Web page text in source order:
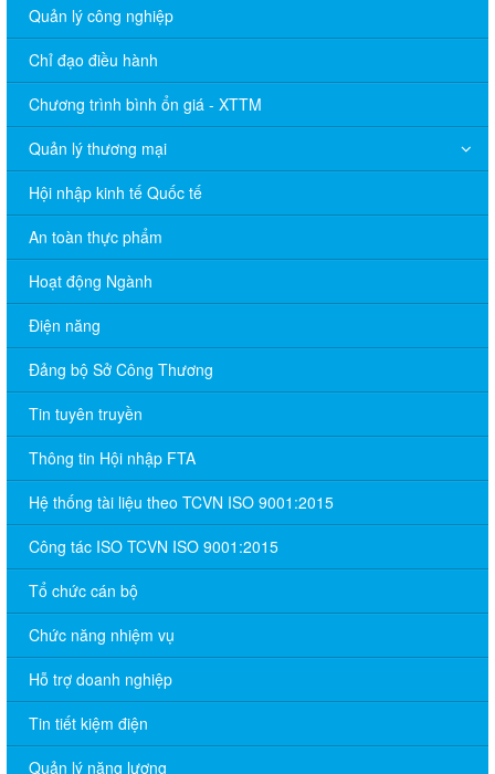
Quản lý công nghiệp
Chỉ đạo điều hành
Chương trình bình ổn giá - XTTM
Quản lý thương mại
Hội nhập kinh tế Quốc tế
An toàn thực phẩm
Hoạt động Ngành
Điện năng
Đảng bộ Sở Công Thương
Tin tuyên truyền
Thông tin Hội nhập FTA
Hệ thống tài liệu theo TCVN ISO 9001:2015
Công tác ISO TCVN ISO 9001:2015
Tổ chức cán bộ
Chức năng nhiệm vụ
Hỗ trợ doanh nghiệp
Tin tiết kiệm điện
Quản lý năng lượng